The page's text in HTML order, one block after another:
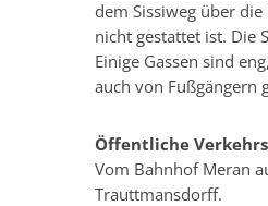
dem Sissiweg über
nicht gestattet ist. Die
Einige Gassen sind
auch von Fußgängern
Öffentliche
Vom Bahnhof Meran
Trauttmansdorff.